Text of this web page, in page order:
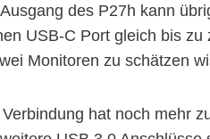
des P27h kann
USB-C Port gleich bis
Monitoren zu schätzen
hat noch mehr